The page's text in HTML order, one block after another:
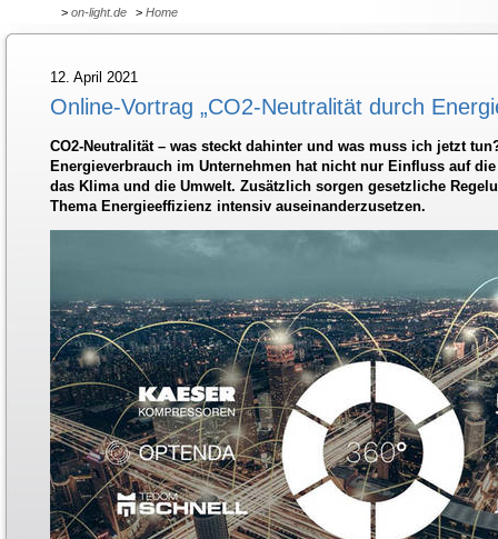
> on-light.de > Home
12. April 2021
Online-Vortrag „CO2-Neutralität durch
CO2-Neutralität – was steckt dahinter und was muss ich jetzt
Energieverbrauch im Unternehmen hat nicht nur Einfluss auf
das Klima und die Umwelt. Zusätzlich sorgen gesetzliche
Thema Energieeffizienz intensiv auseinanderzusetzen.